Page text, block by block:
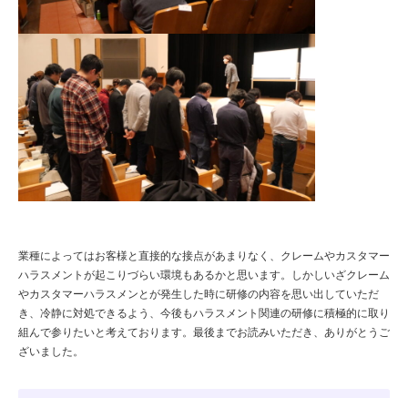
業種によってはお客様と直接的な接点があまりなく、クレームやカスタマー
ハラスメントが起こりづらい環境もあるかと思います。しかしいざクレーム
やカスタマーハラスメンとが発生した時に研修の内容を思い出していただ
き、冷静に対処できるよう、今後もハラスメント関連の研修に積極的に取り
組んで参りたいと考えております。最後までお読みいただき、ありがとうご
ざいました。